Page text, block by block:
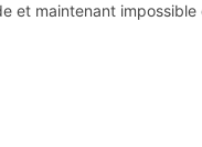
et maintenant